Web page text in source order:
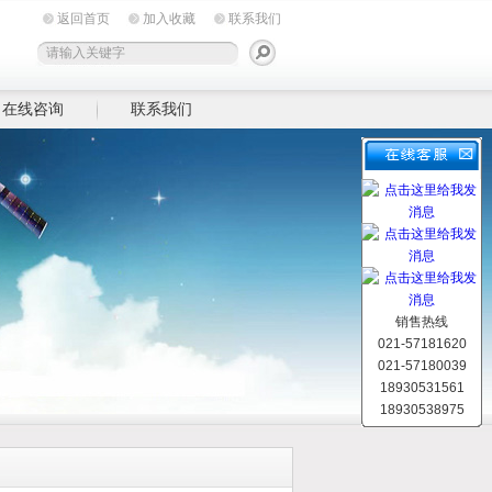
返回首页 加入收藏 联系我们
在线咨询 联系我们
销售热线
021-57181620
021-57180039
18930531561
18930538975